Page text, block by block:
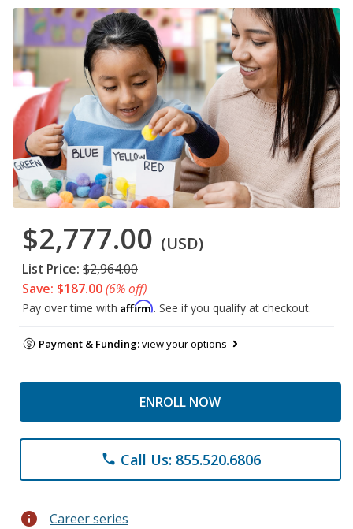
$2,777.00 (USD)
List Price: $2,964.00
Save: $187.00(6% off)
Pay over time with Affirm. See if you qualify at checkout.
Payment & Funding:view your options
ENROLL NOW
phone Call Us: 855.520.6806
info Career series